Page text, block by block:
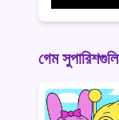
গেম সুপারিশগুলি